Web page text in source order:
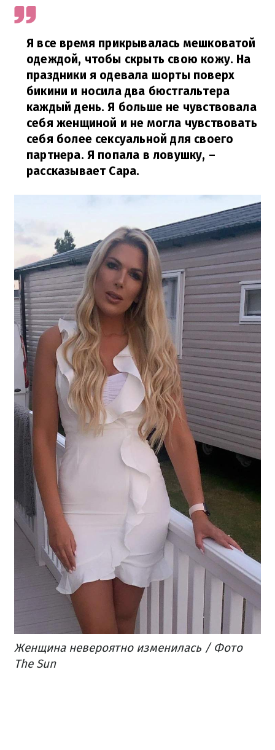
Я все время прикрывалась мешковатой
одеждой, чтобы скрыть свою кожу. На
праздники я одевала шорты поверх
бикини и носила два бюстгальтера
каждый день.Я больше не чувствовала
себя женщиной и не могла чувствовать
себя более сексуальной для своего
партнера. Я попала в ловушку, –
рассказывает Сара.
Женщина невероятно изменилась / Фото
The Sun